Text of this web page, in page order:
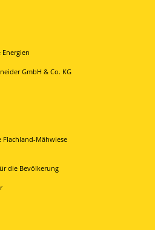
GmbH & Co. KG
Flachland-Mähwiese
die Bevölkerung